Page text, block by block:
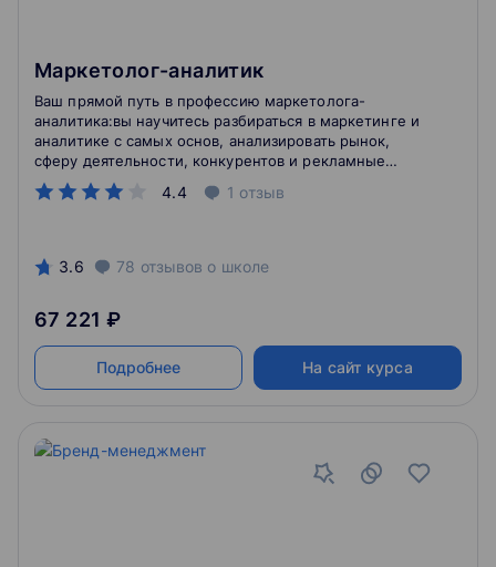
Маркетолог-аналитик
4.4 1 отзыв
Ваш прямой путь в профессию маркетолога-
аналитика:вы научитесь разбираться в маркетинге и
аналитике с самых основ, анализировать рынок,
сферу деятельности, конкурентов и рекламные
кампании, работать с массивами данных, настраивать
сквозную аналитику и оптимизировать работу
3.6 78 отзывов о школе
67 221 ₽
Подробнее На сайт курса